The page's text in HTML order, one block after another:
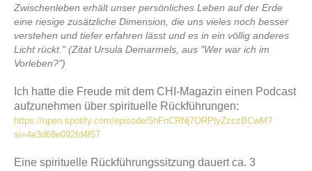
Zwischenleben erhält unser persönliches Leben auf der Erde
eine riesige zusätzliche Dimension, die uns vieles noch besser
verstehen und tiefer erfahren lässt und es in ein völlig anderes
Licht rückt." (Zitat Ursula Demarmels, aus "Wer war ich im
Vorleben?")
Ich hatte die Freude mit dem CHI-Magazin einen Podcast
aufzunehmen über spirituelle Rückführungen:
https://open.spotify.com/episode/5hFnCRNj7ORPlyZzczBCwM?
si=4e3d68e092fd4f57
Eine spirituelle Rückführungssitzung dauert ca. 3